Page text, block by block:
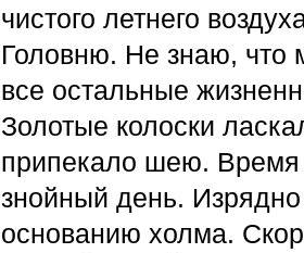
чистого летнего
Головню. Не знаю, что
все остальные
Золотые колоски
припекало шею. Время
знойный день.
основанию холма.